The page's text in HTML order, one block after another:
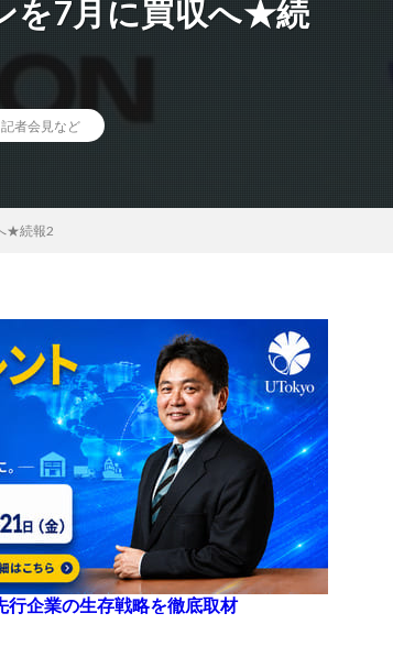
を7月に買収へ★続
記者会見など
★続報2
行企業の生存戦略を徹底取材